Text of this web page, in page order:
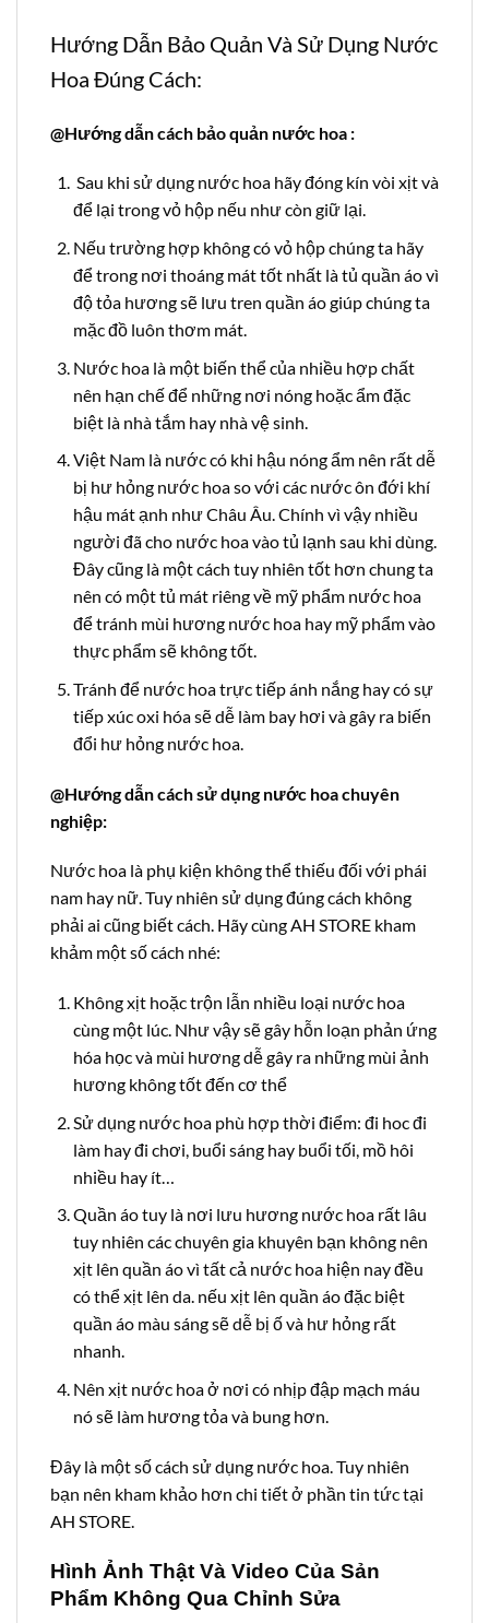
Hướng Dẫn Bảo Quản Và Sử Dụng Nước
Hoa Đúng Cách:
@Hướng dẫn cách bảo quản nước hoa :
Sau khi sử dụng nước hoa hãy đóng kín vòi xịt và
để lại trong vỏ hộp nếu như còn giữ lại.
Nếu trường hợp không có vỏ hộp chúng ta hãy
để trong nơi thoáng mát tốt nhất là tủ quần áo vì
độ tỏa hương sẽ lưu tren quần áo giúp chúng ta
mặc đồ luôn thơm mát.
Nước hoa là một biến thể của nhiều hợp chất
nên hạn chế để những nơi nóng hoặc ẩm đặc
biệt là nhà tắm hay nhà vệ sinh.
Việt Nam là nước có khi hậu nóng ẩm nên rất dễ
bị hư hỏng nước hoa so với các nước ôn đới khí
hậu mát ạnh như Châu Âu. Chính vì vậy nhiều
người đã cho nước hoa vào tủ lạnh sau khi dùng.
Đây cũng là một cách tuy nhiên tốt hơn chung ta
nên có một tủ mát riêng về mỹ phẩm nước hoa
để tránh mùi hương nước hoa hay mỹ phẩm vào
thực phẩm sẽ không tốt.
Tránh để nước hoa trực tiếp ánh nắng hay có sự
tiếp xúc oxi hóa sẽ dễ làm bay hơi và gây ra biến
đổi hư hỏng nước hoa.
@Hướng dẫn cách sử dụng nước hoa chuyên
nghiệp:
Nước hoa là phụ kiện không thể thiếu đối với phái
nam hay nữ. Tuy nhiên sử dụng đúng cách không
phải ai cũng biết cách. Hãy cùng AH STORE kham
khảm một số cách nhé:
Không xịt hoặc trộn lẫn nhiều loại nước hoa
cùng một lúc. Như vậy sẽ gây hỗn loạn phản ứng
hóa học và mùi hương dễ gây ra những mùi ảnh
hương không tốt đến cơ thể
Sử dụng nước hoa phù hợp thời điểm: đi hoc đi
làm hay đi chơi, buổi sáng hay buổi tối, mồ hôi
nhiều hay ít…
Quần áo tuy là nơi lưu hương nước hoa rất lâu
tuy nhiên các chuyên gia khuyên bạn không nên
xịt lên quần áo vì tất cả nước hoa hiện nay đều
có thể xịt lên da. nếu xịt lên quần áo đặc biệt
quần áo màu sáng sẽ dễ bị ố và hư hỏng rất
nhanh.
Nên xịt nước hoa ở nơi có nhịp đập mạch máu
nó sẽ làm hương tỏa và bung hơn.
Đây là một số cách sử dụng nước hoa. Tuy nhiên
bạn nên kham khảo hơn chi tiết ở phần tin tức tại
AH STORE.
Hình Ảnh Thật Và Video Của Sản
Phẩm Không Qua Chỉnh Sửa